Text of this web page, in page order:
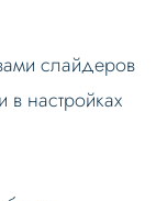
слайдеров
в настройках